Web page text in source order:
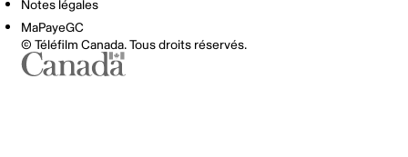
Notes légales
MaPayeGC
© Téléfilm Canada. Tous droits réservés.